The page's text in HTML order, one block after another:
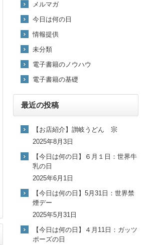
メルマガ
今日は何の日
情報提供
未分類
電子書籍のノウハウ
電子書籍の基礎
最近の投稿
【お店紹介】讃岐うどん 宗
2025年8月3日
【今日は何の日】６月１日：世界牛
乳の日
2025年6月1日
【今日は何の日】5月31日：世界禁
煙デー
2025年5月31日
【今日は何の日】４月11日：ガッツ
ポーズの日